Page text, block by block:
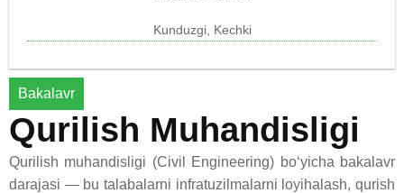
Kunduzgi, Kechki
Bakalavr
Qurilish Muhandisligi
Qurilish muhandisligi (Civil Engineering) bo‘yicha bakalavr
darajasi — bu talabalarni infratuzilmalarni loyihalash, qurish